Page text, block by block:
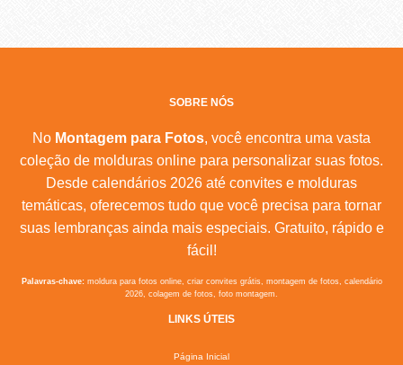
SOBRE NÓS
No Montagem para Fotos, você encontra uma vasta
coleção de molduras online para personalizar suas fotos.
Desde calendários 2026 até convites e molduras
temáticas, oferecemos tudo que você precisa para tornar
suas lembranças ainda mais especiais. Gratuito, rápido e
fácil!
Palavras-chave:moldura para fotos online, criar convites grátis, montagem de fotos, calendário
2026, colagem de fotos, foto montagem.
LINKS ÚTEIS
Página Inicial